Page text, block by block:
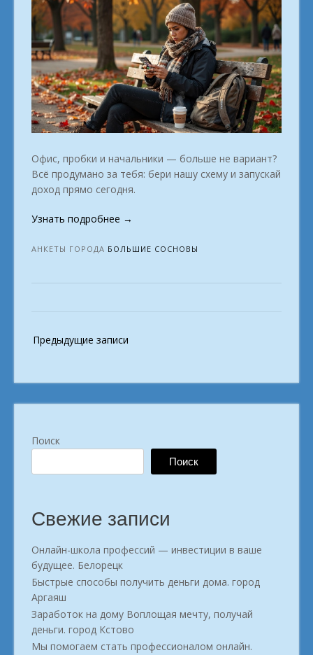
Офис, пробки и начальники — больше не вариант?
Всё продумано за тебя: бери нашу схему и запускай
доход прямо сегодня.
Узнать подробнее «Удалённая
твой
город
→
АНКЕТЫ ГОРОДА БОЛЬШИЕ СОСНОВЫ
Навигация
по
Предыдущие записи
Поиск
Поиск
Свежие записи
Онлайн-школа профессий — инвестиции в ваше
будущее. Белорецк
Быстрые способы получить деньги дома. город
Аргаяш
Заработок на дому Воплощая мечту, получай
деньги. город Кстово
Мы помогаем стать профессионалом онлайн.